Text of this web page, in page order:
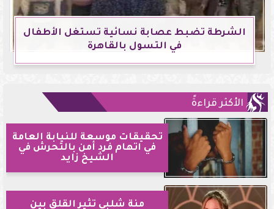
الشرطة تضبط عصابة نسائية تستغل الأطفال
في التسول بالقاهرة
الأكثر قراءةً
تحقيقات موسعة للنيابة العامة
في اتهام فرد أمن بالتحرش في
الشيخ زايد
منة شلبي تثير القلق بين